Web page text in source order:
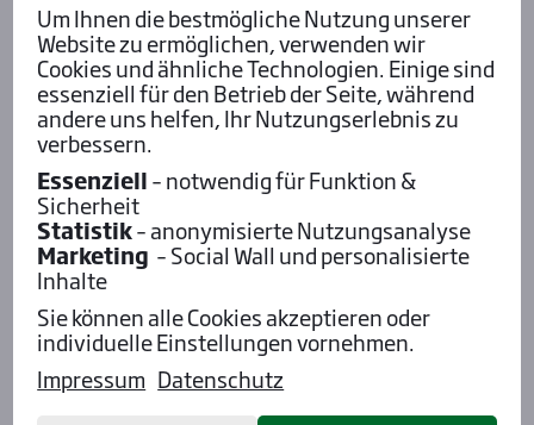
Alle Insider-Stimmen
Pod­cast mit Wett-Tipps
Um Ihnen die bestmögliche Nutzung unserer
Website zu ermöglichen, verwenden wir
Cookies und ähnliche Technologien. Einige sind
essenziell für den Betrieb der Seite, während
andere uns helfen, Ihr Nutzungserlebnis zu
verbessern.
Essenziell– notwendig für Funktion &
Sicherheit
Statistik– anonymisierte Nutzungsanalyse
Marketing – Social Wall und personalisierte
Inhalte
Sie können alle Cookies akzeptieren oder
individuelle Einstellungen vornehmen.
Impressum Datenschutz